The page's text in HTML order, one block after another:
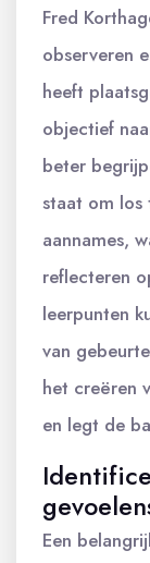
Fred
observeren
heeft
objectief
beter
staat om los
aannames,
reflecteren
leerpunten
van
het creëren
en legt de
Een